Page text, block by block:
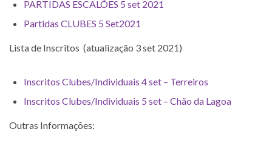
PARTIDAS ESCALÕES 5 set 2021
Partidas CLUBES 5 Set2021
Lista de Inscritos (atualização 3 set 2021)
Inscritos Clubes/Individuais 4 set – Terreiros
Inscritos Clubes/Individuais 5 set – Chão da Lagoa
Outras Informações: